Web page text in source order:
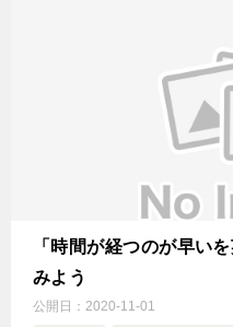
「時間が経つのが早い
みよう
公開日： 2020-11-01